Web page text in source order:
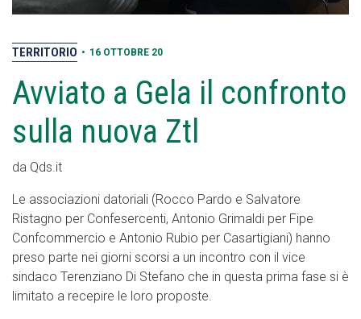
TERRITORIO • 16 OTTOBRE 20
Avviato a Gela il confronto
sulla nuova Ztl
da Qds.it
Le associazioni datoriali (Rocco Pardo e Salvatore
Ristagno per Confesercenti, Antonio Grimaldi per Fipe
Confcommercio e Antonio Rubio per Casartigiani) hanno
preso parte nei giorni scorsi a un incontro con il vice
sindaco Terenziano Di Stefano che in questa prima fase si è
limitato a recepire le loro proposte.